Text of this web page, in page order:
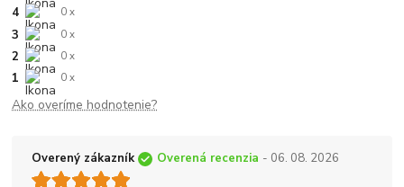
4 0 x
3 0 x
2 0 x
1 0 x
Ako overíme hodnotenie?
Overený zákazník Overená recenzia - 06. 08. 2026